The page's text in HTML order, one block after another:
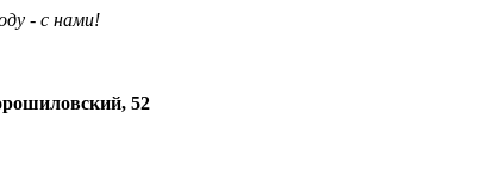
- с нами!
52